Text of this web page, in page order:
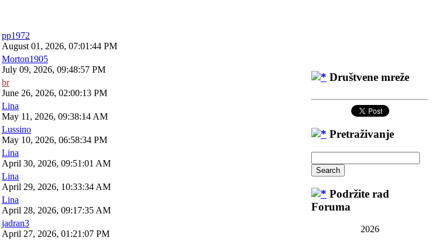
pp1972
August 01, 2026, 07:01:44 PM
Morton1905
July 09, 2026, 09:48:57 PM
br
June 26, 2026, 02:00:13 PM
Lina
May 11, 2026, 09:38:14 AM
Lussino
May 10, 2026, 06:58:34 PM
Lina
April 30, 2026, 09:51:01 AM
Lina
April 29, 2026, 10:33:34 AM
Lina
April 28, 2026, 09:17:35 AM
jadran3
April 27, 2026, 01:21:07 PM
Društvene mreže
Pretraživanje
Podržite rad
Foruma
2026